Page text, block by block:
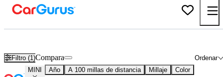
Filtro (1) Ordenar
Compara
MINI Año A 100 millas de distancia Millaje Color